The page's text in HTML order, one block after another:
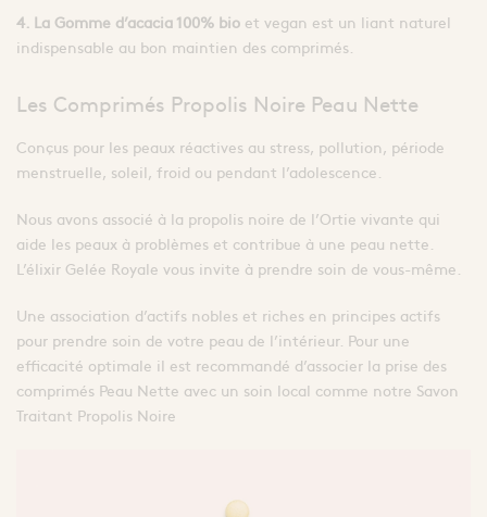
4. La Gomme d’acacia 100% bio et vegan est un liant naturel
indispensable au bon maintien des comprimés.
Les Comprimés Propolis Noire Peau Nette
Conçus pour les peaux réactives au stress, pollution, période
menstruelle, soleil, froid ou pendant l’adolescence.
Nous avons associé à la propolis noire de l’Ortie vivante qui
aide les peaux à problèmes et contribue à une peau nette.
L’élixir Gelée Royale vous invite à prendre soin de vous-même.
Une association d’actifs nobles et riches en principes actifs
pour prendre soin de votre peau de l’intérieur. Pour une
efficacité optimale il est recommandé d’associer la prise des
comprimés Peau Nette avec un soin local comme notre Savon
Traitant Propolis Noire